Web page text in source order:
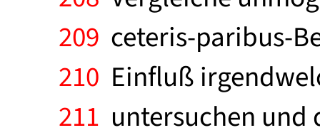
209 ceteris-paribus-
210 Einfluß
211 untersuchen